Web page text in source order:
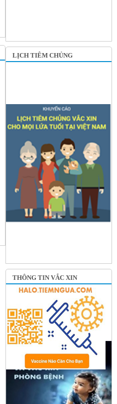
LỊCH TIÊM CHỦNG
THÔNG TIN VẮC XIN